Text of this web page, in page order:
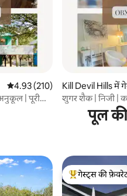
औसत रेटिंग 5 में से 4.93, 210
4.93 (210)
| पूरी
Kill Devil Hills में
शुगर शैक | निजी |
पूल की
गेस्ट्स का टॉप
गेस्ट्स की